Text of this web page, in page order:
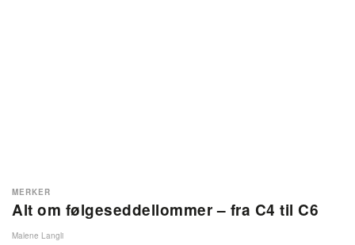
Alt om følgeseddellommer – fra C4 til C6
MERKER
Malene Langli